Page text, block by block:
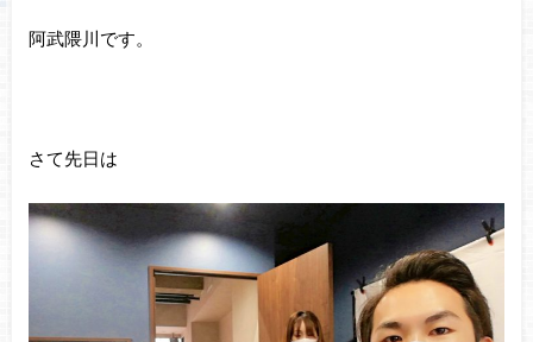
阿武隈川です。
さて先日は